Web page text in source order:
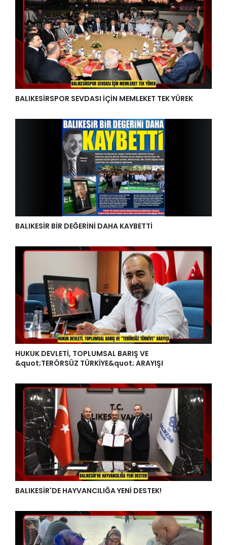
BALIKESİRSPOR SEVDASI İÇİN MEMLEKET TEK YÜREK
BALIKESİR BİR DEĞERİNİ DAHA KAYBETTİ
HUKUK DEVLETİ, TOPLUMSAL BARIŞ VE
&quot;TERÖRSÜZ TÜRKİYE&quot; ARAYIŞI
BALIKESİR'DE HAYVANCILIĞA YENİ DESTEK!